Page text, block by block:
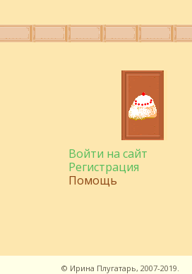
Войти на сайт
Регистрация
Помощь
© Ирина Плугатарь, 2007-2019.